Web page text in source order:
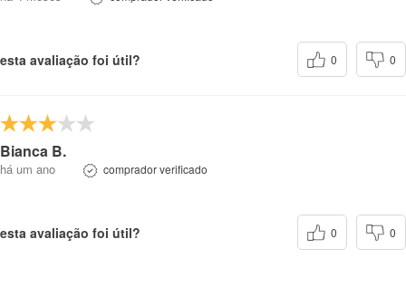
esta avaliação foi útil? 0 0
Bianca B.
há um ano comprador verificado
esta avaliação foi útil? 0 0